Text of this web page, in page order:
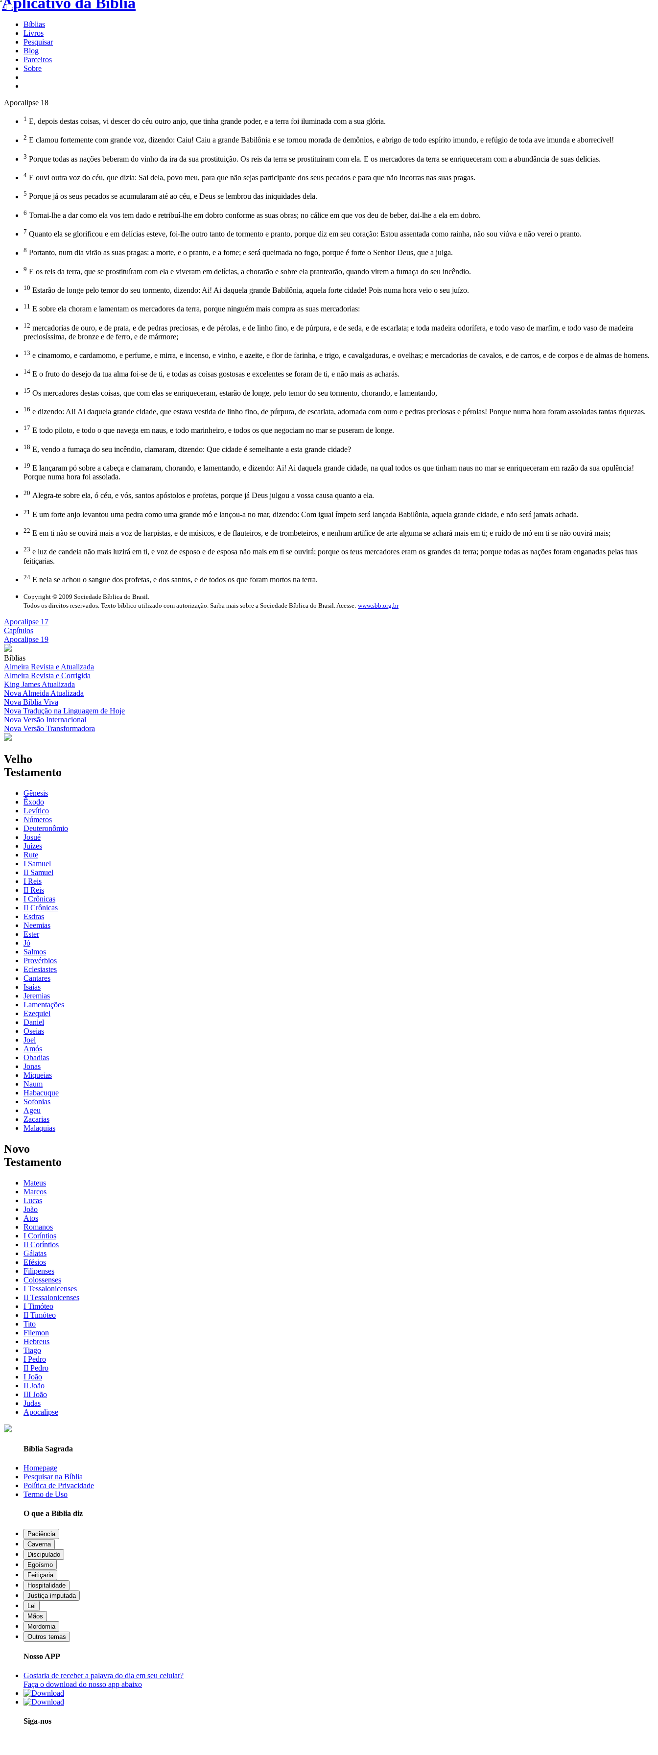
Bíblias
Livros
Pesquisar
Blog
Parceiros
Sobre
Apocalipse 18
1 E, depois destas coisas, vi descer do céu outro anjo, que tinha grande poder, e a terra foi iluminada com a sua glória.
2 E clamou fortemente com grande voz, dizendo: Caiu! Caiu a grande Babilônia e se tornou morada de demônios, e abrigo de todo espírito imundo, e refúgio de toda ave imunda e aborrecível!
3 Porque todas as nações beberam do vinho da ira da sua prostituição. Os reis da terra se prostituíram com ela. E os mercadores da terra se enriqueceram com a abundância de suas delícias.
4 E ouvi outra voz do céu, que dizia: Sai dela, povo meu, para que não sejas participante dos seus pecados e para que não incorras nas suas pragas.
5 Porque já os seus pecados se acumularam até ao céu, e Deus se lembrou das iniquidades dela.
6 Tornai-lhe a dar como ela vos tem dado e retribuí-lhe em dobro conforme as suas obras; no cálice em que vos deu de beber, dai-lhe a ela em dobro.
7 Quanto ela se glorificou e em delícias esteve, foi-lhe outro tanto de tormento e pranto, porque diz em seu coração: Estou assentada como rainha, não sou viúva e não verei o pranto.
8 Portanto, num dia virão as suas pragas: a morte, e o pranto, e a fome; e será queimada no fogo, porque é forte o Senhor Deus, que a julga.
9 E os reis da terra, que se prostituíram com ela e viveram em delícias, a chorarão e sobre ela prantearão, quando virem a fumaça do seu incêndio.
10 Estarão de longe pelo temor do seu tormento, dizendo: Ai! Ai daquela grande Babilônia, aquela forte cidade! Pois numa hora veio o seu juízo.
11 E sobre ela choram e lamentam os mercadores da terra, porque ninguém mais compra as suas mercadorias:
12 mercadorias de ouro, e de prata, e de pedras preciosas, e de pérolas, e de linho fino, e de púrpura, e de seda, e de escarlata; e toda madeira odorífera, e todo vaso de marfim, e todo vaso de madeira
preciosíssima, de bronze e de ferro, e de mármore;
13 e cinamomo, e cardamomo, e perfume, e mirra, e incenso, e vinho, e azeite, e flor de farinha, e trigo, e cavalgaduras, e ovelhas; e mercadorias de cavalos, e de carros, e de corpos e de almas de homens.
14 E o fruto do desejo da tua alma foi-se de ti, e todas as coisas gostosas e excelentes se foram de ti, e não mais as acharás.
15 Os mercadores destas coisas, que com elas se enriqueceram, estarão de longe, pelo temor do seu tormento, chorando, e lamentando,
16 e dizendo: Ai! Ai daquela grande cidade, que estava vestida de linho fino, de púrpura, de escarlata, adornada com ouro e pedras preciosas e pérolas! Porque numa hora foram assoladas tantas riquezas.
17 E todo piloto, e todo o que navega em naus, e todo marinheiro, e todos os que negociam no mar se puseram de longe.
18 E, vendo a fumaça do seu incêndio, clamaram, dizendo: Que cidade é semelhante a esta grande cidade?
19 E lançaram pó sobre a cabeça e clamaram, chorando, e lamentando, e dizendo: Ai! Ai daquela grande cidade, na qual todos os que tinham naus no mar se enriqueceram em razão da sua opulência!
Porque numa hora foi assolada.
20 Alegra-te sobre ela, ó céu, e vós, santos apóstolos e profetas, porque já Deus julgou a vossa causa quanto a ela.
21 E um forte anjo levantou uma pedra como uma grande mó e lançou-a no mar, dizendo: Com igual ímpeto será lançada Babilônia, aquela grande cidade, e não será jamais achada.
22 E em ti não se ouvirá mais a voz de harpistas, e de músicos, e de flauteiros, e de trombeteiros, e nenhum artífice de arte alguma se achará mais em ti; e ruído de mó em ti se não ouvirá mais;
23 e luz de candeia não mais luzirá em ti, e voz de esposo e de esposa não mais em ti se ouvirá; porque os teus mercadores eram os grandes da terra; porque todas as nações foram enganadas pelas tuas
feitiçarias.
24 E nela se achou o sangue dos profetas, e dos santos, e de todos os que foram mortos na terra.
Copyright © 2009 Sociedade Bíblica do Brasil.
Todos os direitos reservados. Texto bíblico utilizado com autorização. Saiba mais sobre a Sociedade Bíblica do Brasil. Acesse: www.sbb.org.br
Apocalipse 17
Capítulos
Apocalipse 19
Bíblias
Almeira Revista e Atualizada
Almeira Revista e Corrigida
King James Atualizada
Nova Almeida Atualizada
Nova Bíblia Viva
Nova Tradução na Linguagem de Hoje
Nova Versão Internacional
Nova Versão Transformadora
Velho
Testamento
Gênesis
Êxodo
Levítico
Números
Deuteronômio
Josué
Juízes
Rute
I Samuel
II Samuel
I Reis
II Reis
I Crônicas
II Crônicas
Esdras
Neemias
Ester
Jó
Salmos
Provérbios
Eclesiastes
Cantares
Isaías
Jeremias
Lamentações
Ezequiel
Daniel
Oseias
Joel
Amós
Obadias
Jonas
Miqueias
Naum
Habacuque
Sofonias
Ageu
Zacarias
Malaquias
Novo
Testamento
Mateus
Marcos
Lucas
João
Atos
Romanos
I Coríntios
II Coríntios
Gálatas
Efésios
Filipenses
Colossenses
I Tessalonicenses
II Tessalonicenses
I Timóteo
II Timóteo
Tito
Filemon
Hebreus
Tiago
I Pedro
II Pedro
I João
II João
III João
Judas
Apocalipse
Bíblia Sagrada
Homepage
Pesquisar na Bíblia
Política de Privacidade
Termo de Uso
O que a Bíblia diz
Paciência
Caverna
Discipulado
Egoísmo
Feitiçaria
Hospitalidade
Justiça imputada
Lei
Mãos
Mordomia
Outros temas
Nosso APP
Gostaria de receber a palavra do dia em seu celular?
Faça o download do nosso app abaixo
Siga-nos